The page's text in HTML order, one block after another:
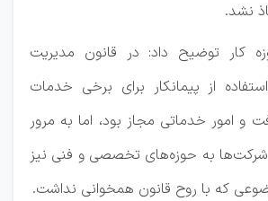
نشد.
کار توضیح داد: در قانون مدیریت
از پیمانکار برای برخی خدمات
و امور خدماتی مجاز بود، اما به مرور
شرکت‌ها به حوزه‌های تخصصی و فنی نیز
که با روح قانون همخوانی نداشت.